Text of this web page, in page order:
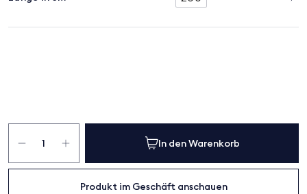
Komfort
In den Warenkorb
Produkt im Geschäft anschauen